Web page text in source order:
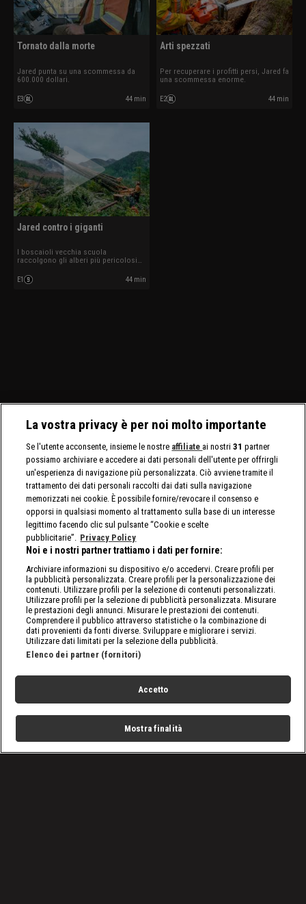
Tornato dalla morte
Jared punta su una scommessa da
600.000 dollari.
E3 44 min
Arti spezzati
Per recuperare i profitti persi, Jared fa
una scommessa enorme.
E2 44 min
Jared contro i giganti
I boscaioli vecchia scuola
raccolgono gli alberi più pericolosi
E1 44 min
La vostra privacy è per noi molto importante
Se l'utente acconsente, insieme le nostre affiliate ai nostri31 partner
possiamo archiviare e accedere ai dati personali dell'utente per offrirgli
un'esperienza di navigazione più personalizzata. Ciò avviene tramite il
trattamento dei dati personali raccolti dai dati sulla navigazione
memorizzati nei cookie. È possibile fornire/revocare il consenso e
opporsi in qualsiasi momento al trattamento sulla base di un interesse
legittimo facendo clic sul pulsante “Cookie e scelte
pubblicitarie”. Privacy Policy
Noi e i nostri partner trattiamo i dati per fornire:
Archiviare informazioni su dispositivo e/o accedervi. Creare profili per
la pubblicità personalizzata. Creare profili per la personalizzazione dei
contenuti. Utilizzare profili per la selezione di contenuti personalizzati.
Utilizzare profili per la selezione di pubblicità personalizzata. Misurare
le prestazioni degli annunci. Misurare le prestazioni dei contenuti.
Comprendere il pubblico attraverso statistiche o la combinazione di
dati provenienti da fonti diverse. Sviluppare e migliorare i servizi.
Utilizzare dati limitati per la selezione della pubblicità.
Elenco dei partner (fornitori)
Accetto
Mostra finalità